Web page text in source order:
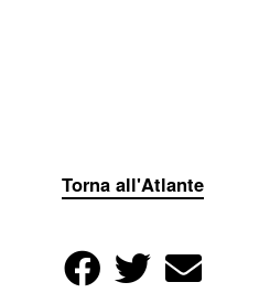
Torna all'Atlante